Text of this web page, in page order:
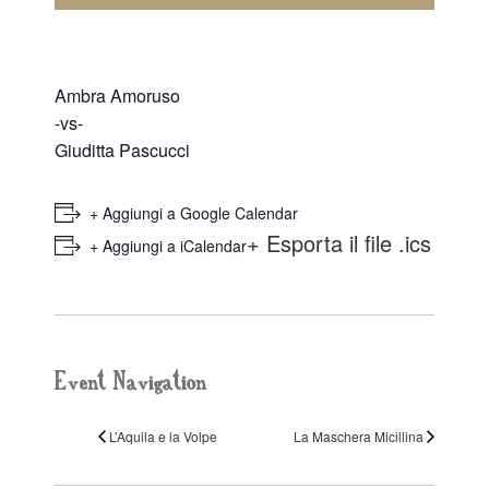
Ambra Amoruso
-vs-
Giuditta Pascucci
+ Aggiungi a Google Calendar
+ Aggiungi a iCalendar+ Esporta il file .ics
Event Navigation
L’Aquila e la Volpe La Maschera Micillina